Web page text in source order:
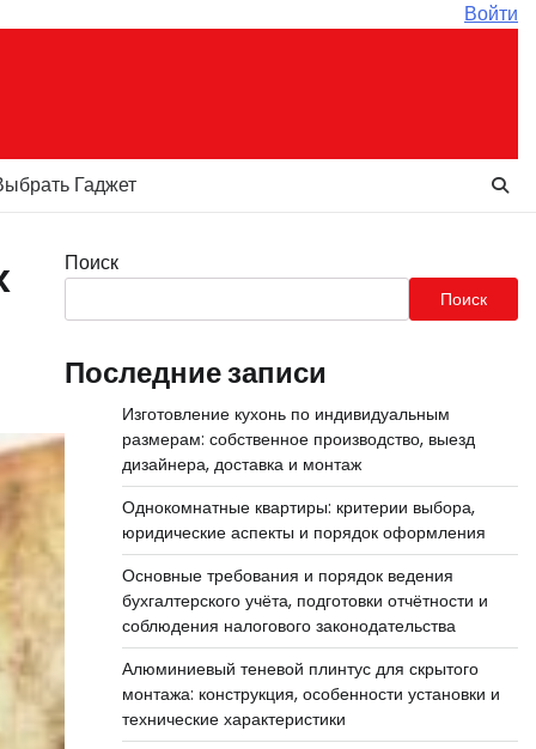
Войти
Гаджет
Поиск
Поиск
Последние записи
Изготовление кухонь по индивидуальным
размерам: собственное производство, выезд
дизайнера, доставка и монтаж
Однокомнатные квартиры: критерии выбора,
юридические аспекты и порядок оформления
Основные требования и порядок ведения
бухгалтерского учёта, подготовки отчётности и
соблюдения налогового законодательства
Алюминиевый теневой плинтус для скрытого
монтажа: конструкция, особенности установки и
технические характеристики